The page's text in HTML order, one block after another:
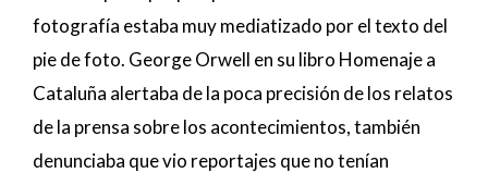
fotografía estaba muy mediatizado por el texto del
pie de foto. George Orwell en su libro Homenaje a
Cataluña alertaba de la poca precisión de los relatos
de la prensa sobre los acontecimientos, también
denunciaba que vio reportajes que no tenían